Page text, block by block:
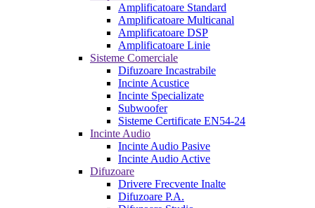
Amplificatoare Standard
Amplificatoare Multicanal
Amplificatoare DSP
Amplificatoare Linie
Sisteme Comerciale
Difuzoare Incastrabile
Incinte Acustice
Incinte Specializate
Subwoofer
Sisteme Certificate EN54-24
Incinte Audio
Incinte Audio Pasive
Incinte Audio Active
Difuzoare
Drivere Frecvente Inalte
Difuzoare P.A.